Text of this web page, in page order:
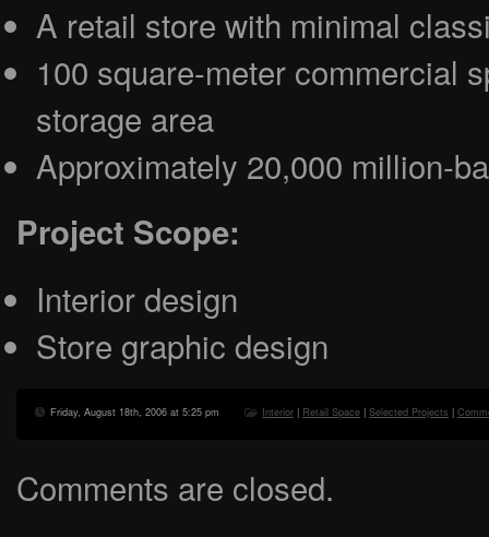
A retail store with minimal
100 square-meter commercial
storage area
Approximately 20,000 million-
Project Scope:
Interior design
Store graphic design
Friday, August 18th, 2006 at 5:25 pm Interior | Retail Space |Selected Projects |
Comments are closed.